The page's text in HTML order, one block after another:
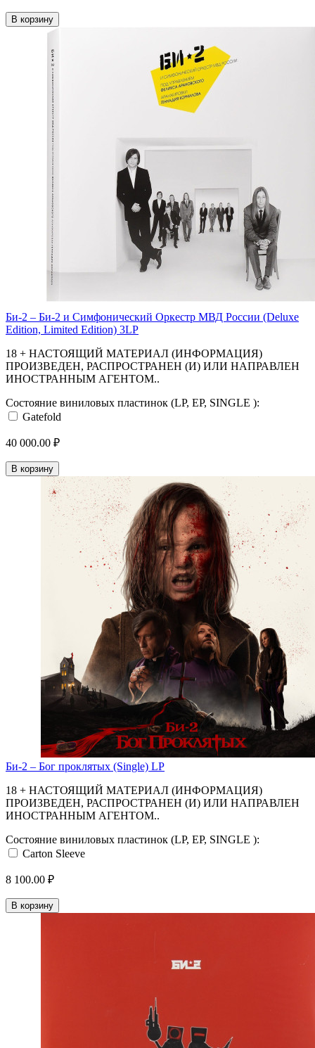
В корзину
Би-2 ‎– Би-2 и Симфонический Оркестр МВД России (Deluxe
Edition, Limited Edition) 3LP
18 + НАСТОЯЩИЙ МАТЕРИАЛ (ИНФОРМАЦИЯ)
ПРОИЗВЕДЕН, РАСПРОСТРАНЕН (И) ИЛИ НАПРАВЛЕН
ИНОСТРАННЫМ АГЕНТОМ..
Состояние виниловых пластинок (LP, EP, SINGLE ):
Gatefold
40 000.00 ₽
В корзину
Би-2 ‎– Бог проклятых (Single) LP
18 + НАСТОЯЩИЙ МАТЕРИАЛ (ИНФОРМАЦИЯ)
ПРОИЗВЕДЕН, РАСПРОСТРАНЕН (И) ИЛИ НАПРАВЛЕН
ИНОСТРАННЫМ АГЕНТОМ..
Состояние виниловых пластинок (LP, EP, SINGLE ):
Carton Sleeve
8 100.00 ₽
В корзину